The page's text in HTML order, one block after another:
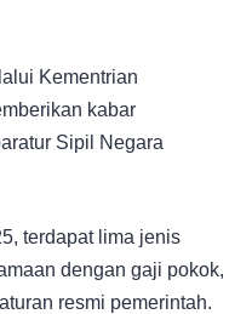
Kementrian
kabar
Sipil Negara
terdapat lima jenis
dengan gaji pokok,
resmi pemerintah.